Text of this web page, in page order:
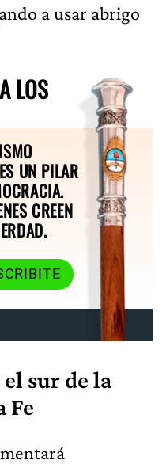
a usar abrigo
LOS
UN PILAR
CREEN
sur de la
Fe